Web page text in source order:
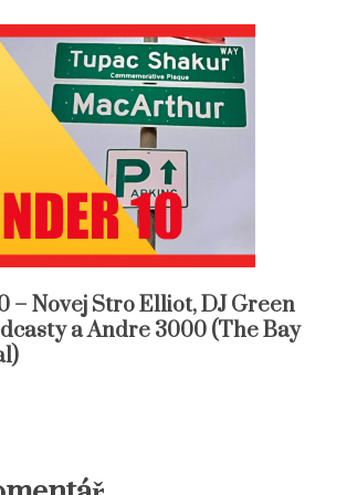
– Novej Stro Elliot, DJ Green
a Andre 3000 (The Bay